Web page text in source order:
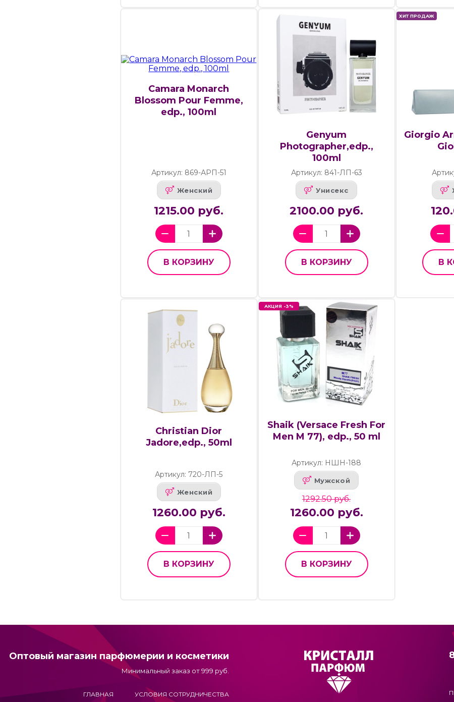
Camara Monarch
Blossom Pour Femme,
edp., 100ml
Артикул: 869-АРП-51
Женский
1215.00 руб.
В КОРЗИНУ
Genyum
Photographer,edp.,
100ml
Артикул: 841-ЛП-63
Унисекс
2100.00 руб.
В КОРЗИНУ
ХИТ ПРОДАЖ
Giorgio
В
Christian Dior
Jadore,edp., 50ml
Артикул: 720-ЛП-5
Женский
1260.00 руб.
В КОРЗИНУ
АКЦИЯ -3%
Shaik (Versace Fresh For
Men M 77), edp., 50 ml
Артикул: НШН-188
Мужской
1292.50 руб.
1260.00 руб.
В КОРЗИНУ
Оптовый магазин парфюмерии и косметики
Минимальный заказ от 999 руб.
ГЛАВНАЯ УСЛОВИЯ СОТРУДНИЧЕСТВА